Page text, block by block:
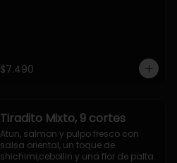
$7.490
Tiradito Mixto, 9 cortes
Atun, salmon y pulpo fresco con
salsa oriental, un toque de
shichimi,cebollin y una flor de palta.